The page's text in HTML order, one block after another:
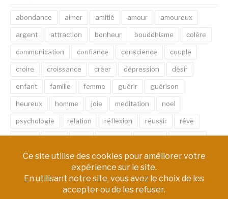
abondance aimer amitié amour amoureux
argent attraction bonheur bouddhisme colère
communication confiance conscience couple
croire croissance créer dépression désir
enfant famille femme guérir guérison
heureux homme joie meditation noel
psychologie relation réflexion réussir rêve
santé sexe soin spirituel succès thérapie
vie âme émotion énergie équilibre